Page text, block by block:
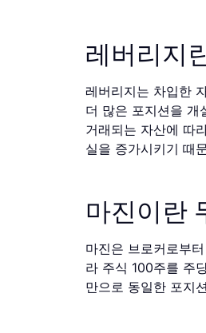
레버리지
레버리지는 차입한
더 많은 포지션을 개
거래되는 자산에 따
실을 증가시키기 때
마진이란
마진은 브로커로부
라 주식 100주를 주
만으로 동일한 포지